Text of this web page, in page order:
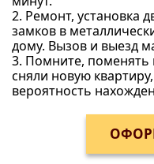
2. Ремонт, установка
замков в
дому. Вызов и выезд
3. Помните,
сняли новую
вероятность